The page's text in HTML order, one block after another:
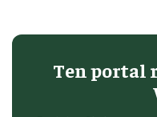
Ten portal